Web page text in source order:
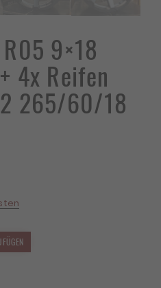
9×18
4x Reifen
265/60/18